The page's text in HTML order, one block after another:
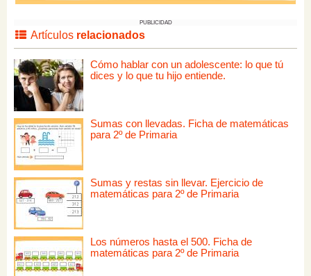
PUBLICIDAD
Artículos relacionados
Cómo hablar con un adolescente: lo que tú
dices y lo que tu hijo entiende.
Sumas con llevadas. Ficha de matemáticas
para 2º de Primaria
Sumas y restas sin llevar. Ejercicio de
matemáticas para 2º de Primaria
Los números hasta el 500. Ficha de
matemáticas para 2º de Primaria